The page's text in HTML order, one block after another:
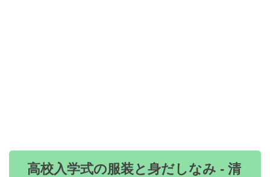
高校入学式の服装と身だしなみ - 清